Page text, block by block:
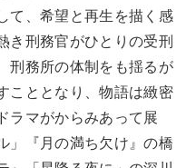
て、希望と再生を描く感
き刑務官がひとりの受刑
刑務所の体制をも揺るが
こととなり、物語は緻密
ラマがからみあって展
」『月の満ち欠け』の橋